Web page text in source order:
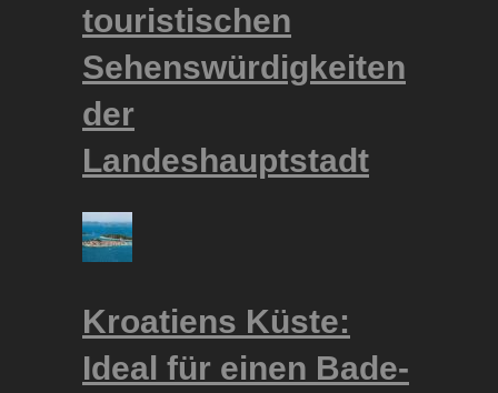
touristischen
Sehenswürdigkeiten
der
Landeshauptstadt
Kroatiens Küste:
Ideal für einen Bade-